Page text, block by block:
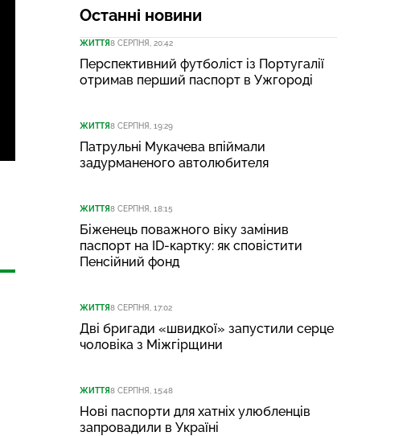
Останні новини
ЖИТТЯ8 СЕРПНЯ, 20:42
Перспективний футболіст із Португалії
отримав перший паспорт в Ужгороді
ЖИТТЯ8 СЕРПНЯ, 19:29
Патрульні Мукачева впіймали
задурманеного автолюбителя
ЖИТТЯ8 СЕРПНЯ, 18:15
Біженець поважного віку замінив
паспорт на ID-картку: як сповістити
Пенсійний фонд
ЖИТТЯ8 СЕРПНЯ, 17:02
Дві бригади «швидкої» запустили серце
чоловіка з Міжгірщини
ЖИТТЯ8 СЕРПНЯ, 15:48
Нові паспорти для хатніх улюбленців
запровадили в Україні